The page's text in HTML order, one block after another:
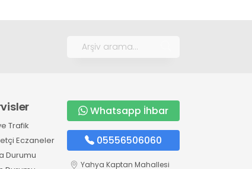
Trafik
Eczaneler
Durumu
Whatsapp İhbar
05556506060
Yahya Kaptan Mahallesi